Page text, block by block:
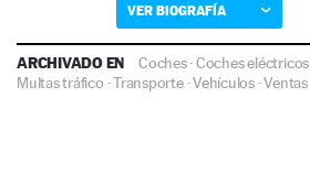
VER BIOGRAFÍA
ARCHIVADO EN Coches·Coches eléctricos
Multas tráfico ·Transporte·Vehículos ·Ventas